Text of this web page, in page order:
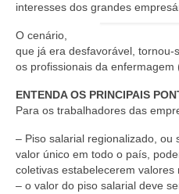
interesses dos grandes
O cenário,
que já era desfavorável, tornou-
os profissionais da enfermagem
ENTENDA OS PRINCIPAIS
Para os trabalhadores das
– Piso salarial regionalizado, ou
valor único em todo o país,
coletivas estabelecerem valores
– o valor do piso salarial deve